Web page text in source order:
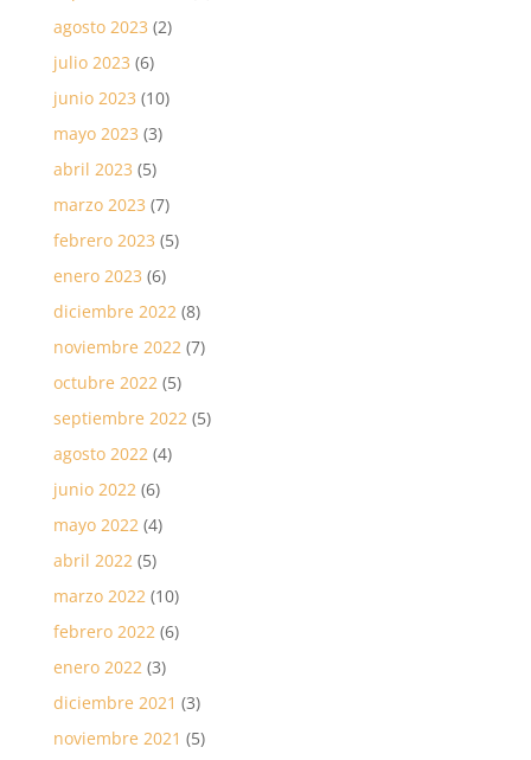
agosto 2023 (2)
julio 2023 (6)
junio 2023 (10)
mayo 2023 (3)
abril 2023 (5)
marzo 2023 (7)
febrero 2023 (5)
enero 2023 (6)
diciembre 2022(8)
noviembre 2022(7)
octubre 2022(5)
septiembre 2022(5)
agosto 2022(4)
junio 2022(6)
mayo 2022(4)
abril 2022(5)
marzo 2022(10)
febrero 2022(6)
enero 2022(3)
diciembre 2021 (3)
noviembre 2021 (5)